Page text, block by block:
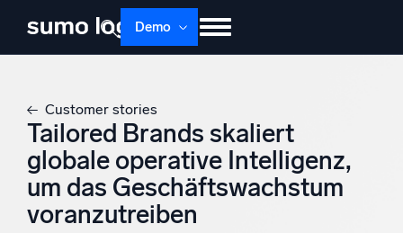
Demo
Lernen Über uns Anmelden
Kostenlos testen Support
Dojo AI
Multi-Agenten-AI-Plattform
Customer stories
Tailored Brands skaliert
globale operative Intelligenz,
um das Geschäftswachstum
voranzutreiben